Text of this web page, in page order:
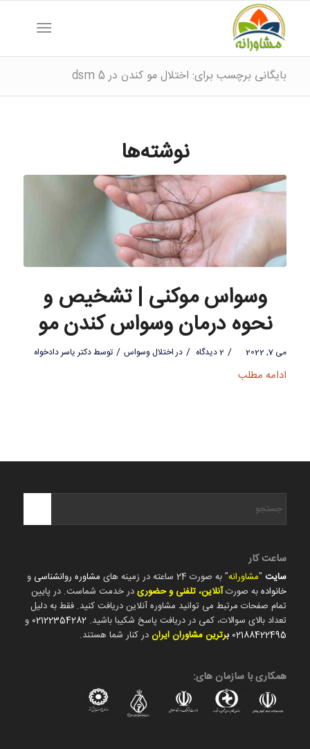
بایگانی برچسب برای: اختلال مو کندن در dsm 5
نوشته‌ها
وسواس موکنی | تشخیص و
نحوه درمان وسواس کندن مو
می 7, 2022 / 2 دیدگاه / دراختلال وسواس / توسطدکتر یاسر دادخواه
ادامه مطلب
ساعت کار
سایت"مشاورانه" به صورت 24 ساعته در زمینه های مشاوره روانشناسی و
خانوادهبه صورتآنلاین، تلفنی و حضوریدر خدمت شماست. در پایین
تمام صفحات مرتبط می توانید مشاوره آنلاین دریافت کنید. فقط به دلیل
تعداد بالای سوالات، کمی در دریافت پاسخ شکیبا باشید. 02122354282 و
02188422495 برترین مشاوران ایراندر کنار شما هستند.
همکاری با سازمان های: